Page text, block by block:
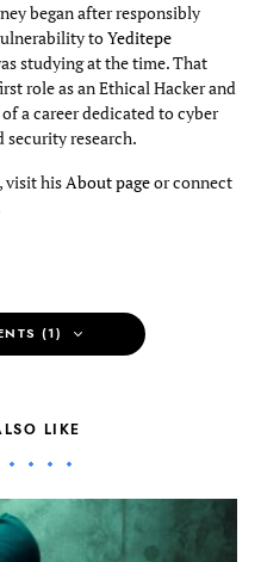
began after responsibly
toYeditepe
studying at the time. That
role as an Ethical Hacker and
a career dedicated to cyber
research.
visit hisAbout pageor connect
(1)
LIKE